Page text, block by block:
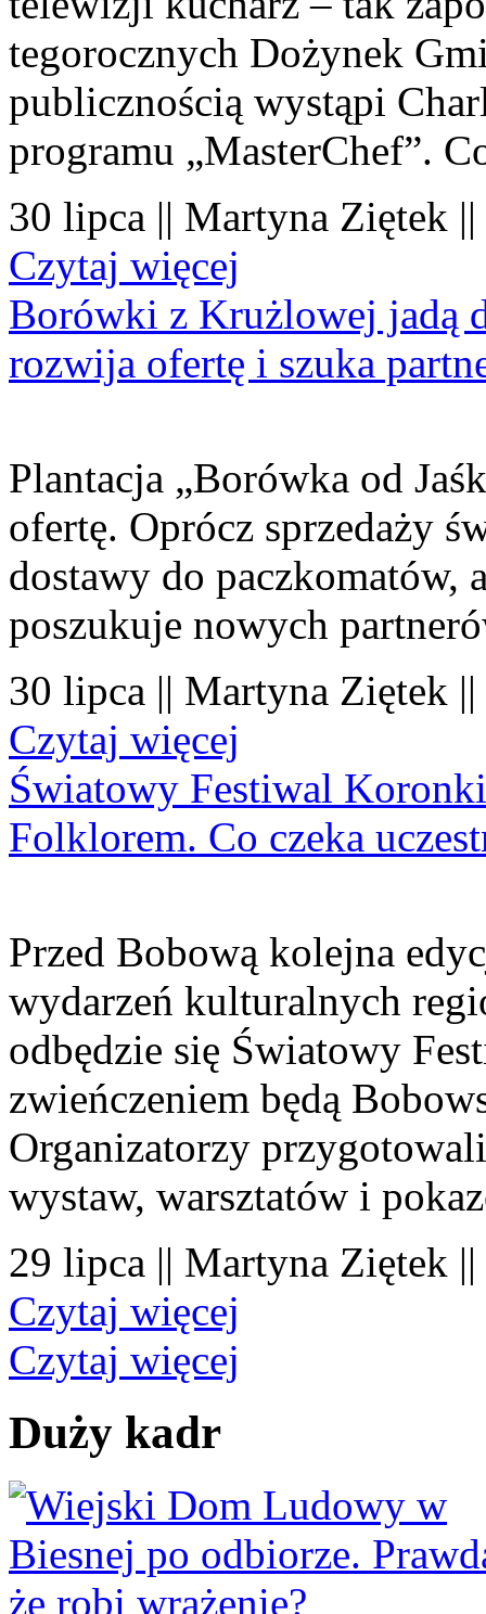
tegorocznych Dożynek
publicznością wystąpi
programu „MasterChef”.
30 lipca || Martyna Ziętek
Czytaj więcej
Borówki z Krużlowej jadą
rozwija ofertę i szuka
Plantacja „Borówka od
ofertę. Oprócz sprzedaży
dostawy do paczkomatów,
poszukuje nowych
30 lipca || Martyna Ziętek
Czytaj więcej
Światowy Festiwal
Folklorem. Co czeka
Przed Bobową kolejna
wydarzeń kulturalnych
odbędzie się Światowy
zwieńczeniem będą
Organizatorzy
wystaw, warsztatów i
29 lipca || Martyna Ziętek
Czytaj więcej
Czytaj więcej
Duży kadr